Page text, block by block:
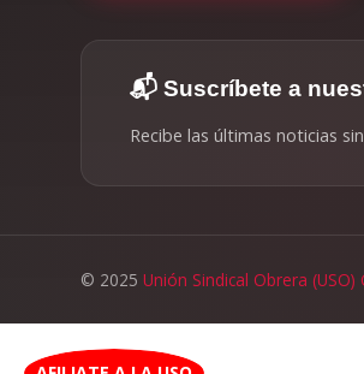
📬 Suscríbete a
Recibe las últimas noticias
© 2025Unión Sindical Obrera (USO)